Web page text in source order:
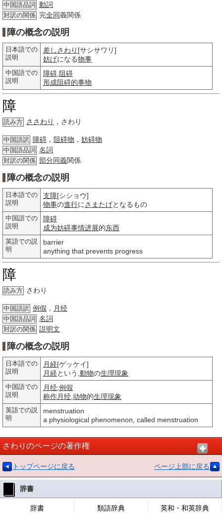
中国語品詞 動詞
対訳の関係 完全同義関係
障の概念の説明
日本語での
説明
差しさわり [サシサワリ]
妨げになる物事
中国語での
説明
障碍 阻碍
形成阻碍的事物
障
読み方 ささわり ，さわり
中国語訳 障碍 ， 阻碍物 ， 妨碍物
中国語品詞 名詞
対訳の関係 部分同義関係
障の概念の説明
日本語での
説明
支障[シショウ]
物事の進行にさまたげとなるもの
中国語での
説明
障碍
成为妨碍事情进展的东西
英語での説
明
barrier
anything that prevents progress
障
読み方 さわり
中国語訳 例假 ， 月经
中国語品詞 名詞
対訳の関係 説明文
障の概念の説明
日本語での
説明
月経[ゲッケイ]
月経という, 動物の生理現象
中国語での
説明
月经;例假
称作月经 动物的生理现象
英語での説
明
menstruation
a physiological phenomenon, called menstruation
さわりのページの著作権
トップページに戻る ページ上部に戻る
辞書
辞書 類語辞典 英和・和英辞典